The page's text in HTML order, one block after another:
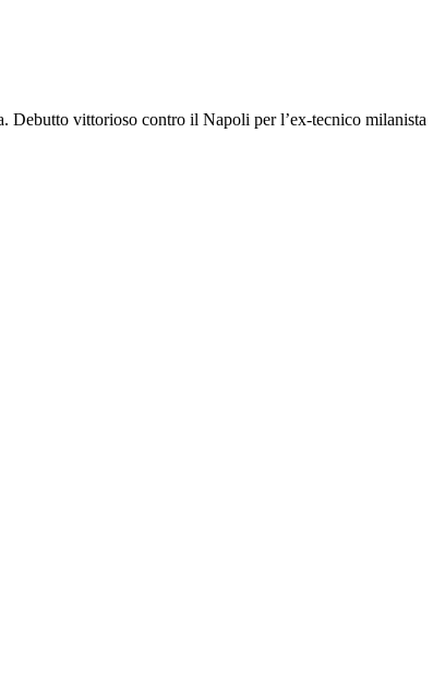
Debutto vittorioso contro il Napoli per l’ex-tecnico milanista